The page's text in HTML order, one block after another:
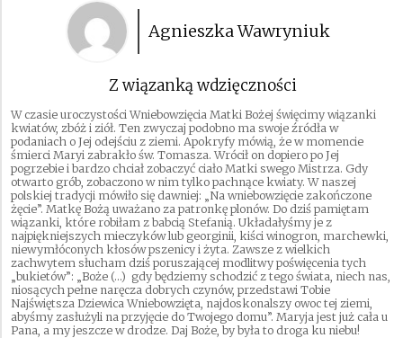
Agnieszka Wawryniuk
Z wiązanką wdzięczności
W czasie uroczystości Wniebowzięcia Matki Bożej święcimy wiązanki
kwiatów, zbóż i ziół. Ten zwyczaj podobno ma swoje źródła w
podaniach o Jej odejściu z ziemi. Apokryfy mówią, że w momencie
śmierci Maryi zabrakło św. Tomasza. Wrócił on dopiero po Jej
pogrzebie i bardzo chciał zobaczyć ciało Matki swego Mistrza. Gdy
otwarto grób, zobaczono w nim tylko pachnące kwiaty. W naszej
polskiej tradycji mówiło się dawniej: „Na wniebowzięcie zakończone
żęcie”. Matkę Bożą uważano za patronkę plonów. Do dziś pamiętam
wiązanki, które robiłam z babcią Stefanią. Układałyśmy je z
najpiękniejszych mieczyków lub georginii, kiści winogron, marchewki,
niewymłóconych kłosów pszenicy i żyta. Zawsze z wielkich
zachwytem słucham dziś poruszającej modlitwy poświęcenia tych
„bukietów”: „Boże (…) gdy będziemy schodzić z tego świata, niech nas,
niosących pełne naręcza dobrych czynów, przedstawi Tobie
Najświętsza Dziewica Wniebowzięta, najdoskonalszy owoc tej ziemi,
abyśmy zasłużyli na przyjęcie do Twojego domu”. Maryja jest już cała u
Pana, a my jeszcze w drodze. Daj Boże, by była to droga ku niebu!